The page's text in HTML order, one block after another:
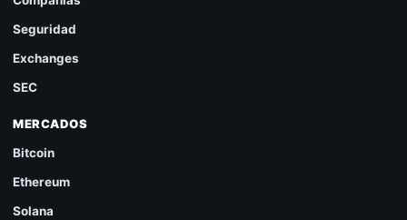
Seguridad
Exchanges
SEC
MERCADOS
Bitcoin
Ethereum
Solana